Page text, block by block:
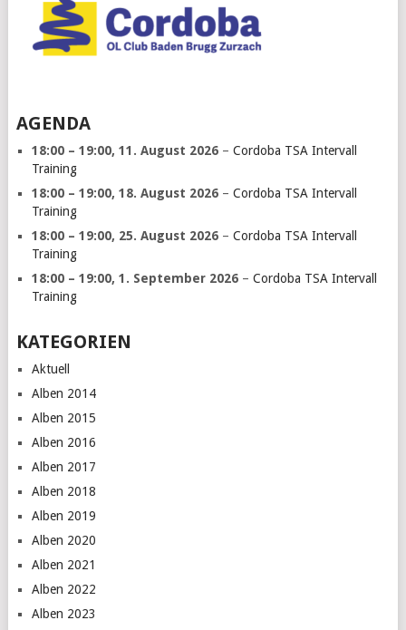
AGENDA
18:00 – 19:00, 11. August 2026– Cordoba TSA Intervall
Training
18:00 – 19:00, 18. August 2026– Cordoba TSA Intervall
Training
18:00 – 19:00, 25. August 2026– Cordoba TSA Intervall
Training
18:00 – 19:00, 1. September 2026– Cordoba TSA Intervall
Training
KATEGORIEN
Aktuell
Alben 2014
Alben 2015
Alben 2016
Alben 2017
Alben 2018
Alben 2019
Alben 2020
Alben 2021
Alben 2022
Alben 2023